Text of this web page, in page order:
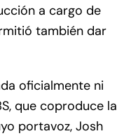
a cargo de
también dar
oficialmente ni
que coproduce la
portavoz, Josh